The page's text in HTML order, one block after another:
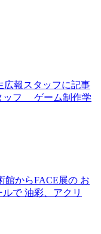
広報スタッフに記事
ッフ ゲーム制作学
館からFACE展の お
で 油彩、アクリ